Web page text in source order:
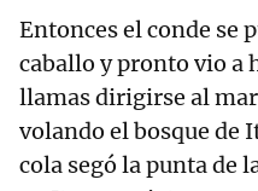
Entonces el conde se
caballo y pronto vio a
llamas dirigirse al
volando el bosque de
cola segó la punta de